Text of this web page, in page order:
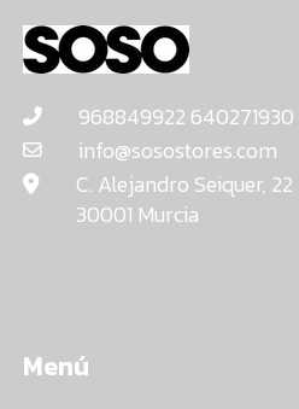
968849922 640271930
info@sosostores.com
C. Alejandro Seiquer, 22
30001 Murcia
Menú